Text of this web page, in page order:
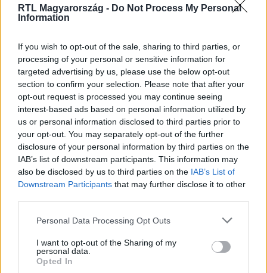
RTL Magyarország - Do Not Process My Personal
Information
If you wish to opt-out of the sale, sharing to third parties, or
processing of your personal or sensitive information for
targeted advertising by us, please use the below opt-out
section to confirm your selection. Please note that after your
opt-out request is processed you may continue seeing
interest-based ads based on personal information utilized by
us or personal information disclosed to third parties prior to
your opt-out. You may separately opt-out of the further
disclosure of your personal information by third parties on the
IAB’s list of downstream participants. This information may
also be disclosed by us to third parties on the IAB’s List of
Downstream Participants that may further disclose it to other
Please note that this website/app uses one or more Google
not limited to your visit or usage behaviour. You may click to
grant or deny consent to Google and its third-party tags to
use your data for below specified purposes in below Google
Personal Data Processing Opt Outs
I want to opt-out of the Sharing of my
personal data.
Opted In
Kövess minket, és értesülj a friss hírekről a
Facebookon is!
Követem
#AZ UGRÁS #VIDEÓ #ELŐZETESEK